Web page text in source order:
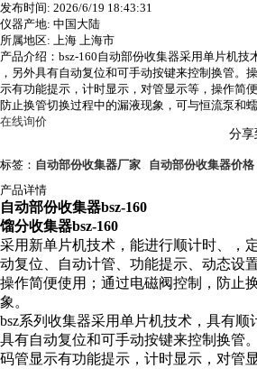
发布时间: 2026/6/19 18:43:31
仪器产地: 中国大陆
所属地区: 上海 上海市
产品介绍：bsz-160自动部份收集器采用单片机技
，另外具有自动复位和可手动按键来控制换管。
示有功能提示，计时显示，对管显示等，操作简
防止换管切换过程中的漏液现象，可与恒流泵和
在线询价
分享
标签： 自动部份收集器厂家 自动部份收集器价格
产品详情
自动部份收集器bsz-160
馏分收集器bsz-160
采用新单片机技术，能进行顺计时、，
动复位、自动计管、功能提示、动态设
操作简便使用；通过电磁阀控制，防止
象。
bsz系列收集器采用单片机技术，具有顺
具有自动复位和可手动按键来控制换管
码管显示有功能提示， 计时显示，对管